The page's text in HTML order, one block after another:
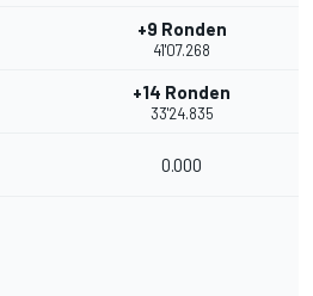
+9 Ronden
41'07.268
+14 Ronden
33'24.835
0.000